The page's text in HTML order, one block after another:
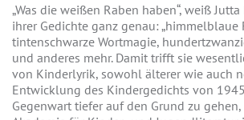
„Was die weißen Raben haben“, weiß
ihrer Gedichte ganz genau: „himmelblaue
tintenschwarze Wortmagie,
und anderes mehr. Damit trifft sie
von Kinderlyrik, sowohl älterer wie auch
Entwicklung des Kindergedichts von
Gegenwart tiefer auf den Grund zu